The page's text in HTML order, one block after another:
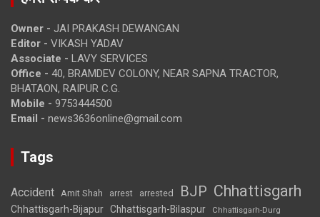
Owner - JAI PRAKASH DEWANGAN
Editor - VIKASH YADAV
Associate - LAVY SERVICES
Office - 40, BRAMDEV COLONY, NEAR SAPNA TRACTOR,
BHATAON, RAIPUR C.G.
Mobile - 9753444500
Email - news3636online@gmail.com
Tags
Accident Amit Shah arrest arrested BJP Chhattisgarh
Chhattisgarh-Bijapur Chhattisgarh-Bilaspur Chhattisgarh-Durg